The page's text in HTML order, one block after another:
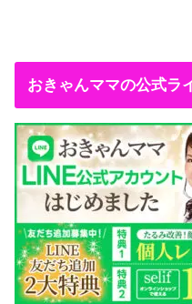
おきゃんママの公式ラ